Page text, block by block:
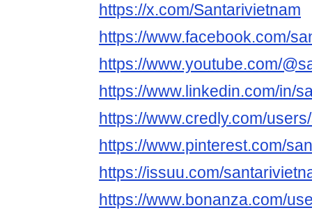
https://x.com/Santarivietnam
https://www.facebook.com/
https://www.youtube.com/
https://www.linkedin.com/in/
https://www.credly.com/
https://www.pinterest.com/
https://issuu.com/
https://www.bonanza.com/